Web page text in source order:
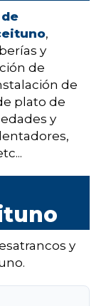
,
y
de
de
plato de
y
y